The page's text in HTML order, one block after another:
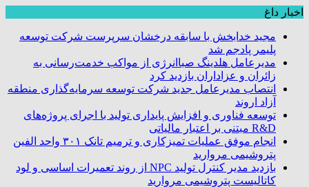
اخبار داغ
مجید خدابخش با سابقه درخشان سرپرست شرکت توسعه
پلیمر پادجم شد
مدیرعامل هلدینگ صباانرژی از مواکب خدمت‌رسانی به
زائران و عزاداران بازدید کرد
انتصاب مدیرعامل جدید شرکت توسعه سرمایه‌گذاری منطقه
آزاد اروند
توسعه فناوری و افزایش پایداری تولید با اجرای پروژه‌های
R&D مبتنی بر اعتبار مالیاتی
انجام موفق عملیات تمیزکاری و ترمیم تانک ۳۰۱ واحد الفین
پتروشیمی مروارید
بازدید مدیر کنترل تولید NPC از روند تعمیرات اساسی و لود
کاتالیست پتروشیمی مروارید